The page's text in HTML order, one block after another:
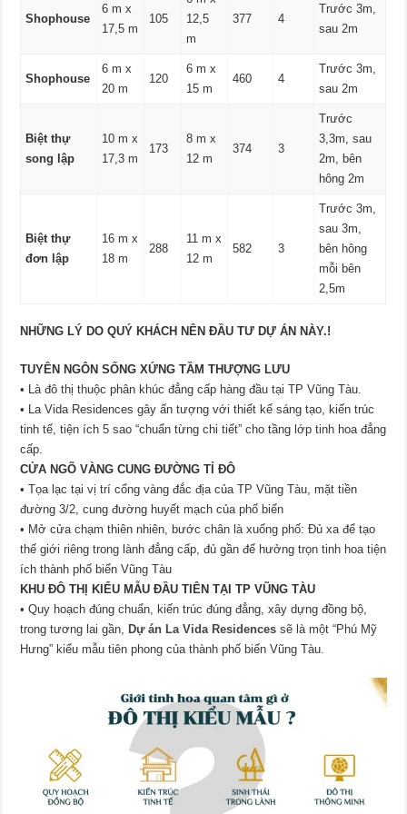
Shophouse
6 m x
17,5 m
105
12,5
m
377 4
Trước 3m,
sau 2m
Shophouse
6 m x
20 m
120
6 m x
15 m
460 4
Trước 3m,
sau 2m
Biệt thự
song lập
10 m x
17,3 m
173
8 m x
12 m
374 3
Trước
3,3m, sau
2m, bên
hông 2m
Biệt thự
đơn lập
16 m x
18 m
288
11 m x
12 m
582 3
Trước 3m,
sau 3m,
bên hông
mỗi bên
2,5m
NHỮNG LÝ DO QUÝ KHÁCH NÊN ĐẦU TƯ DỰ ÁN NÀY.!
TUYÊN NGÔN SỐNG XỨNG TẦM THƯỢNG LƯU
• Là đô thị thuộc phân khúc đẳng cấp hàng đầu tại TP Vũng Tàu.
• La Vida Residences gây ấn tượng với thiết kế sáng tạo, kiến trúc
tinh tế, tiện ích 5 sao “chuẩn từng chi tiết” cho tầng lớp tinh hoa đẳng
cấp.
CỬA NGÕ VÀNG CUNG ĐƯỜNG TỈ ĐÔ
• Tọa lạc tại vị trí cổng vàng đắc địa của TP Vũng Tàu, mặt tiền
đường 3/2, cung đường huyết mạch của phố biển
• Mở cửa chạm thiên nhiên, bước chân là xuống phố: Đủ xa để tạo
thế giới riêng trong lành đẳng cấp, đủ gần để hưởng trọn tinh hoa tiện
ích thành phố biển Vũng Tàu
KHU ĐÔ THỊ KIỂU MẪU ĐẦU TIÊN TẠI TP VŨNG TÀU
• Quy hoạch đúng chuẩn, kiến trúc đúng đẳng, xây dựng đồng bộ,
trong tương lai gần, Dự án La Vida Residences sẽ là một “Phú Mỹ
Hưng” kiểu mẫu tiên phong của thành phố biển Vũng Tàu.